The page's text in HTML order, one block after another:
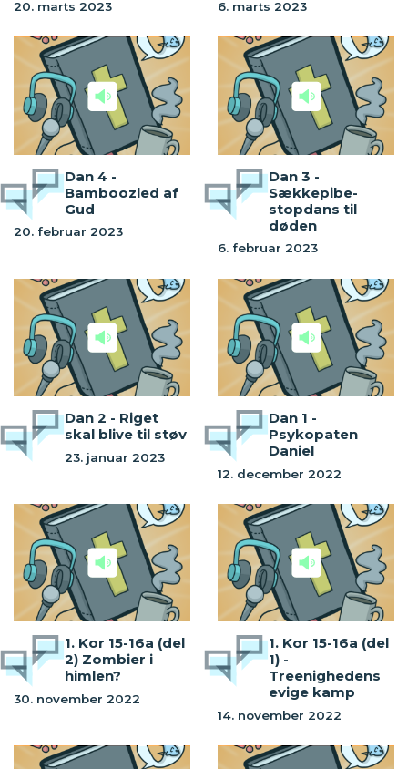
20. marts 2023 6. marts 2023
Dan 4 -
Bamboozled af
Gud
20. februar 2023
Dan 3 -
Sækkepibe-
stopdans til
døden
6. februar 2023
Dan 2 - Riget
skal blive til støv
23. januar 2023
Dan 1 -
Psykopaten
Daniel
12. december 2022
1. Kor 15-16a (del
2) Zombier i
himlen?
30. november 2022
1. Kor 15-16a (del
1) -
Treenighedens
evige kamp
14. november 2022